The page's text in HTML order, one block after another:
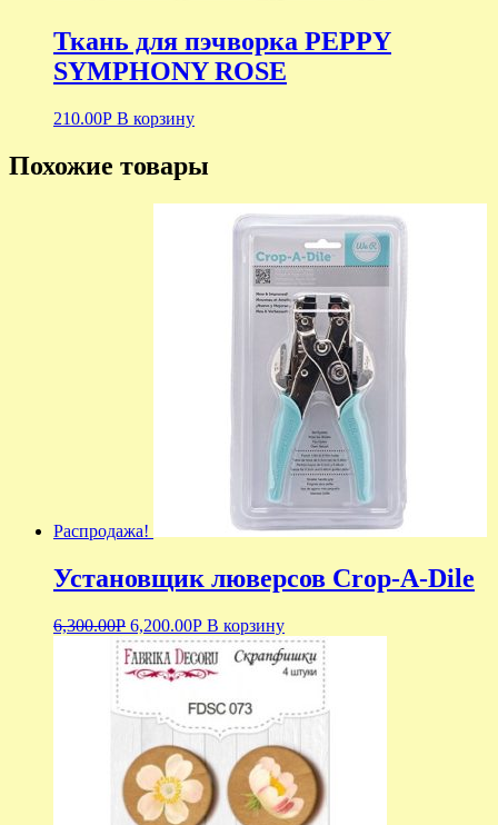
Ткань для пэчворка PEPPY
SYMPHONY ROSE
210.00Р В корзину
Похожие товары
Распродажа!
Установщик люверсов Crop-A-Dile
6,300.00Р 6,200.00Р В корзину